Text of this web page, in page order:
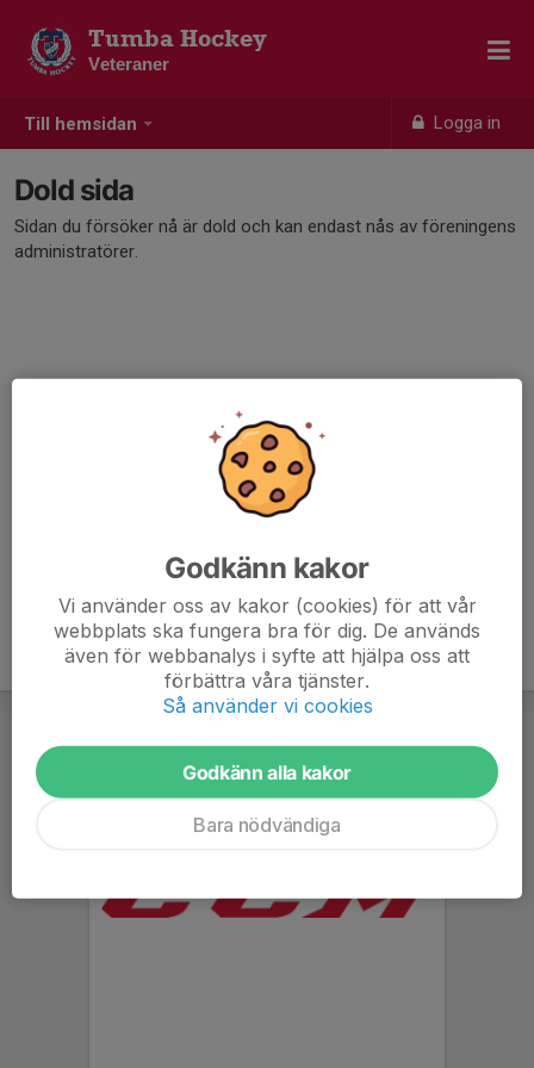
Till hemsidan Logga in
Tumba Hockey
Veteraner
Dold sida
Sidan du försöker nå är dold och kan endast nås av föreningens
administratörer.
Godkänn kakor
Vi använder oss av kakor (cookies) för att vår
webbplats ska fungera bra för dig. De används
även för webbanalys i syfte att hjälpa oss att
förbättra våra tjänster.
Så använder vi cookies
Godkänn alla kakor
Bara nödvändiga